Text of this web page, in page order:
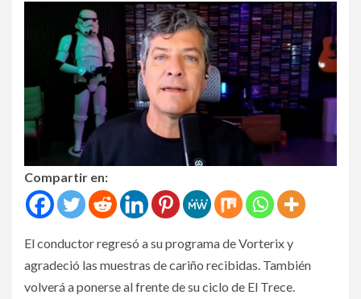
Compartir en:
El conductor regresó a su programa de Vorterix y
agradeció las muestras de cariño recibidas. También
volverá a ponerse al frente de su ciclo de El Trece.